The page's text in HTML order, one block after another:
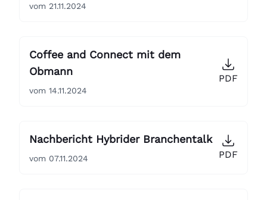
vom 21.11.2024
Coffee and Connect mit dem
Obmann
vom 14.11.2024
PDF
Nachbericht Hybrider Branchentalk
vom 07.11.2024 PDF